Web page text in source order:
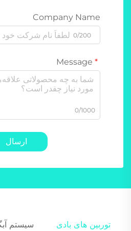
Company Name
0/200
0/1000
ارسال
توربین های بادی سیستم